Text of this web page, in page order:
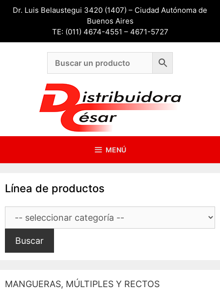
SaltarDr. Luis Belaustegui 3420 (1407) – Ciudad Autónoma de
Buenos Aires
TE: (011) 4674-4551 – 4671-5727
MENÚ
Línea de productos
Buscar
MANGUERAS, MÚLTIPLES Y RECTOS